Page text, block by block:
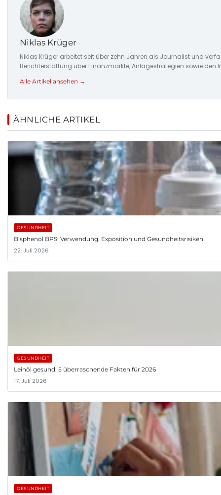
Niklas Krüger
Niklas Krüger arbeitet seit über zehn Jahren als Journalist und
Berichterstattung über Finanzmärkte, Anlagestrategien sowie
Alle Artikel ansehen →
ÄHNLICHE ARTIKEL
GESUNDHEIT
Bisphenol BPS: Verwendung, Exposition und Gesundheitsrisiken
22. Juli 2026
GESUNDHEIT
Leinöl gesund: 5 überraschende Fakten für 2026
17. Juli 2026
GESUNDHEIT